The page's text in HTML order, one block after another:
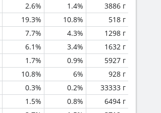
2.6% 1.4%
3886 г
19.3% 10.8%
518 г
7.7% 4.3%
1298 г
6.1% 3.4%
1632 г
1.7% 0.9%
5927 г
10.8% 6%
928 г
0.3% 0.2%
33333 г
1.5% 0.8%
6494 г